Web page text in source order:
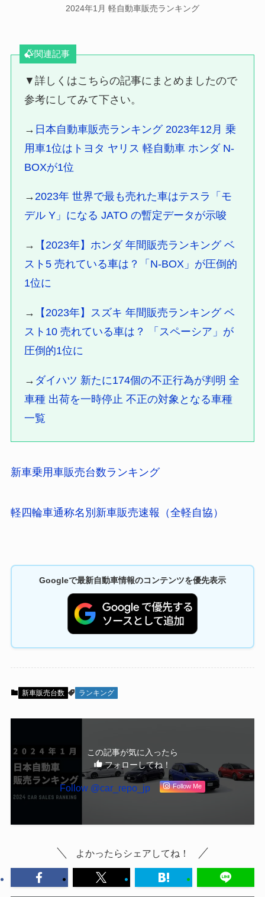
2024年1月 軽自動車販売ランキング
関連記事
▼詳しくはこちらの記事にまとめましたので
参考にしてみて下さい。
→ 日本自動車販売ランキング 2023年12月 乗
用車1位はトヨタ ヤリス 軽自動車 ホンダ N-
BOXが1位
→ 2023年 世界で最も売れた車はテスラ「モ
デル Y」になる JATO の暫定データが示唆
→
【2023年】ホンダ 年間販売ランキング ベ
スト5 売れている車は？「N-BOX」が圧倒的
1位に
→
【2023年】スズキ 年間販売ランキング ベ
スト10 売れている車は？ 「スペーシア」が
圧倒的1位に
→ ダイハツ 新たに174個の不正行為が判明 全
車種 出荷を一時停止 不正の対象となる車種
一覧
新車乗用車販売台数ランキング
軽四輪車通称名別新車販売速報（全軽自協）
Googleで最新自動車情報のコンテンツを優先表示
新車販売台数 ランキング
この記事が気に入ったら
フォローしてね！
Follow @car_repo_jp Follow Me
よかったらシェアしてね！